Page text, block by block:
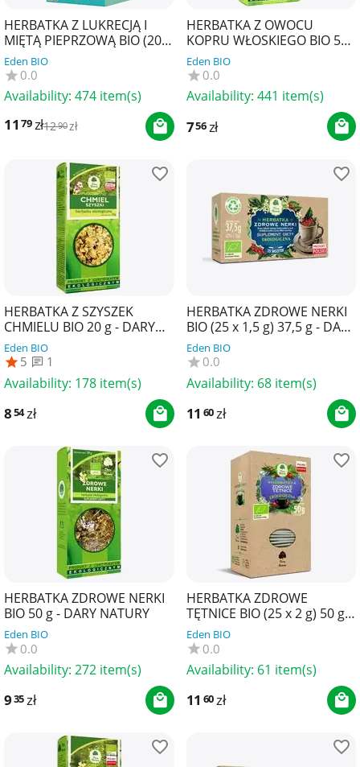
HERBATKA Z LUKRECJĄ I
MIĘTĄ PIEPRZOWĄ BIO (20 x
1,5 g) 30 g - CLIPPER
Eden BIO
0.0
Availability: 474 item(s)
11 79zł1290zł
HERBATKA Z OWOCU
KOPRU WŁOSKIEGO BIO 50
g - DARY NATURY
Eden BIO
0.0
Availability: 441 item(s)
756zł
HERBATKA Z SZYSZEK
CHMIELU BIO 20 g - DARY
NATURY
Eden BIO
5 1
Availability: 178 item(s)
854zł
HERBATKA ZDROWE NERKI
BIO (25 x 1,5 g) 37,5 g - DARY
NATURY
Eden BIO
0.0
Availability: 68 item(s)
11 60zł
HERBATKA ZDROWE NERKI
BIO 50 g - DARY NATURY
Eden BIO
0.0
Availability: 272 item(s)
935zł
HERBATKA ZDROWE
TĘTNICE BIO (25 x 2 g) 50 g -
DARY NATURY
Eden BIO
0.0
Availability: 61 item(s)
11 60zł